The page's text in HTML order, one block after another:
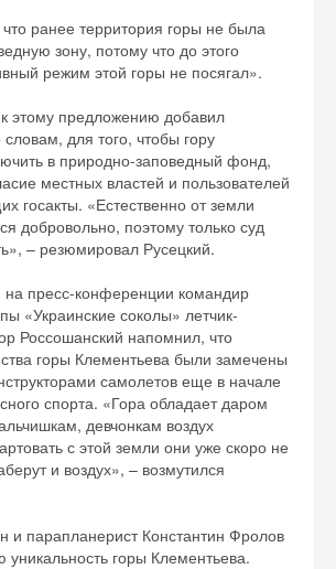
ранее территория горы не была
зону, потому что до этого
режим этой горы не посягал».
этому предложению добавил
для того, чтобы гору
в природно-заповедный фонд,
местных властей и пользователей
госакты. «Естественно от земли
добровольно, поэтому только суд
– резюмировал Русецкий.
пресс-конференции командир
«Украинские соколы» летчик-
Россошанский напомнил, что
горы Клементьева были замечены
самолетов еще в начале
спорта. «Гора обладает даром
девчонкам воздух
с этой земли они уже скоро не
и воздух», – возмутился
и парапланерист Константин Фролов
горы Клементьева.